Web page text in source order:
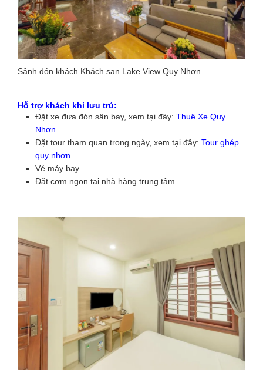
Sảnh đón khách Khách sạn Lake View Quy Nhơn
Hỗ trợ khách khi lưu trú:
Đặt xe đưa đón sân bay, xem tại đây: Thuê Xe Quy
Nhơn
Đặt tour tham quan trong ngày, xem tại đây: Tour ghép
quy nhơn
Vé máy bay
Đặt cơm ngon tại nhà hàng trung tâm